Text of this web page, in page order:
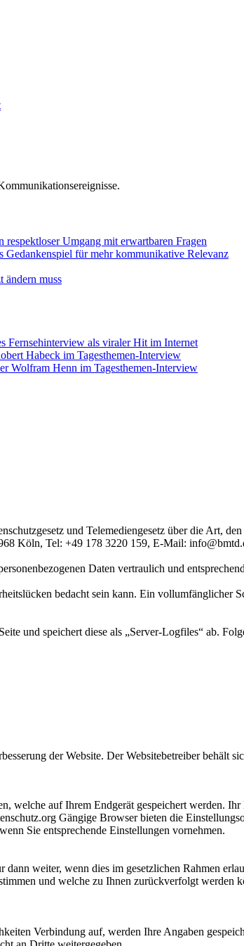
Umgang mit erwartbaren Fragen
für mehr kommunikative Relevanz
muss
Fernsehinterview als viraler Hit im Internet
Habeck im Tagesthemen-Interview
Wolfram Henn im Tagesthemen-Interview
und Telemediengesetz über die Art,
Köln, Tel: +49 178 3220 159, E-Mail:
Daten vertraulich und
bedacht sein kann. Ein vollumfänglicher
und speichert diese als „Server-Logfiles“ ab.
der Website. Der Websitebetreiber behält
welche auf Ihrem Endgerät gespeichert werden.
Gängige Browser bieten die
Sie entsprechende Einstellungen vornehmen.
weiter, wenn dies im gesetzlichen Rahmen
und welche zu Ihnen zurückverfolgt
Verbindung auf, werden Ihre Angaben